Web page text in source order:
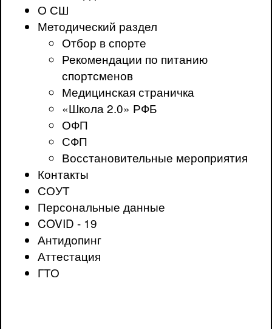
О СШ
Методический раздел
Отбор в спорте
Рекомендации по питанию
спортсменов
Медицинская страничка
«Школа 2.0» РФБ
ОФП
СФП
Восстановительные мероприятия
Контакты
СОУТ
Персональные данные
COVID - 19
Антидопинг
Аттестация
ГТО